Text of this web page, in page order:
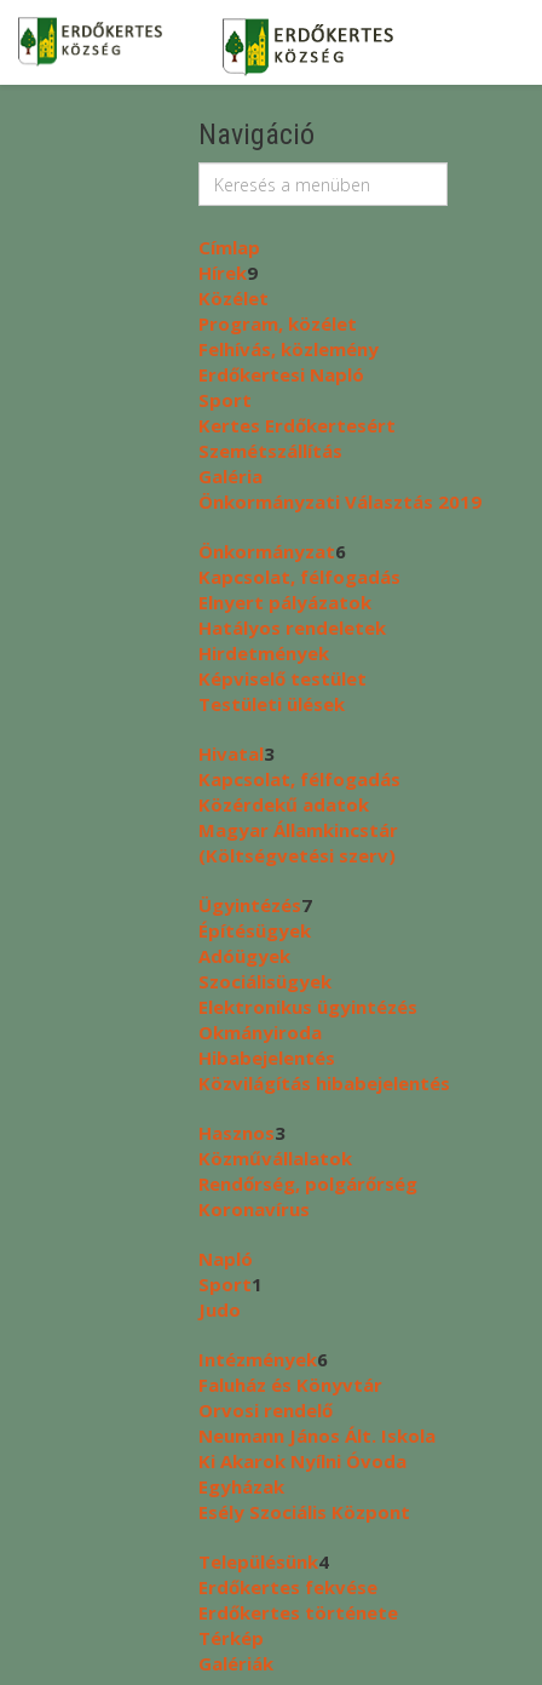
Navigáció
Címlap
Hírek9
Közélet
Program, közélet
Felhívás, közlemény
Erdőkertesi Napló
Sport
Kertes Erdőkertesért
Szemétszállítás
Galéria
Önkormányzati Választás 2019
Önkormányzat6
Kapcsolat, félfogadás
Elnyert pályázatok
Hatályos rendeletek
Hirdetmények
Képviselő testület
Testületi ülések
Hivatal3
Kapcsolat, félfogadás
Közérdekű adatok
Magyar Államkincstár
(Költségvetési szerv)
Ügyintézés7
Építésügyek
Adóügyek
Szociálisügyek
Elektronikus ügyintézés
Okmányiroda
Hibabejelentés
Közvilágítás hibabejelentés
Hasznos3
Közművállalatok
Rendőrség, polgárőrség
Koronavírus
Napló
Sport1
Judo
Intézmények6
Faluház és Könyvtár
Orvosi rendelő
Neumann János Ált. Iskola
Ki Akarok Nyílni Óvoda
Egyházak
Esély Szociális Központ
Településünk4
Erdőkertes fekvése
Erdőkertes története
Térkép
Galériák